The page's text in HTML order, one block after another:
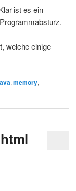
ist es ein
welche einige
, memory,